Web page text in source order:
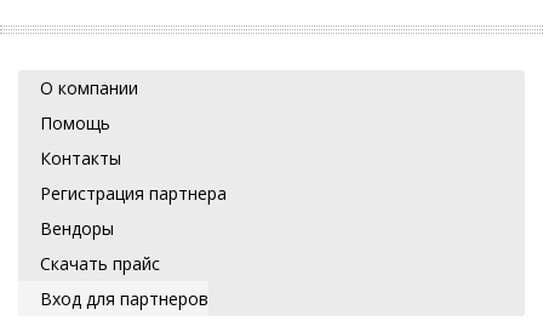
О компании
Помощь
Контакты
Регистрация партнера
Вендоры
Скачать прайс
Вход для партнеров